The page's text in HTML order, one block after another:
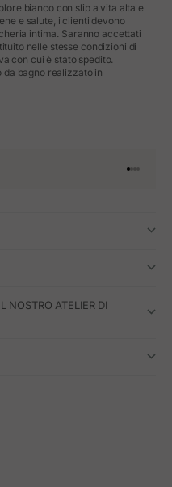
bianco con slip a vita alta e
e salute, i clienti devono
intima. Saranno accettati
nelle stesse condizioni di
con cui è stato spedito.
da bagno realizzato in
Vai
Vai
Vai
Vai
NOSTRO ATELIER DI